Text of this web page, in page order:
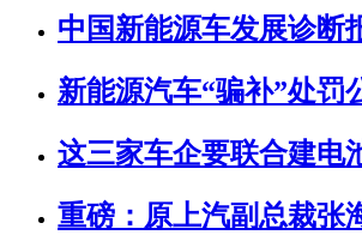
中国新能源车发展诊断
新能源汽车“骗补”处罚
这三家车企要联合建电
重磅：原上汽副总裁张